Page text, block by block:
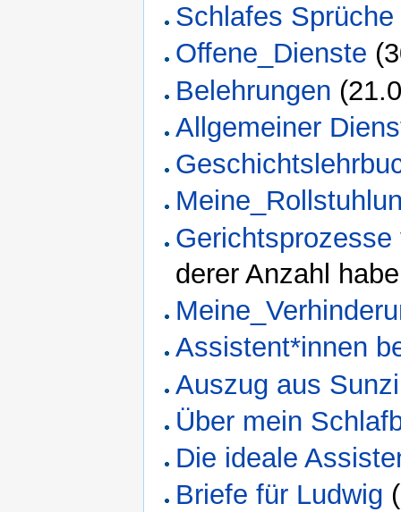
Schlafes Sprüche
Offene_Dienste
Belehrungen
Allgemeiner
derer Anzahl
Assistent*innen
Auszug aus
Über mein
Die ideale
Briefe für Ludwig